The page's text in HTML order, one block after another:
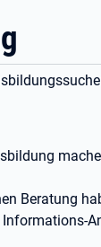
Beratung